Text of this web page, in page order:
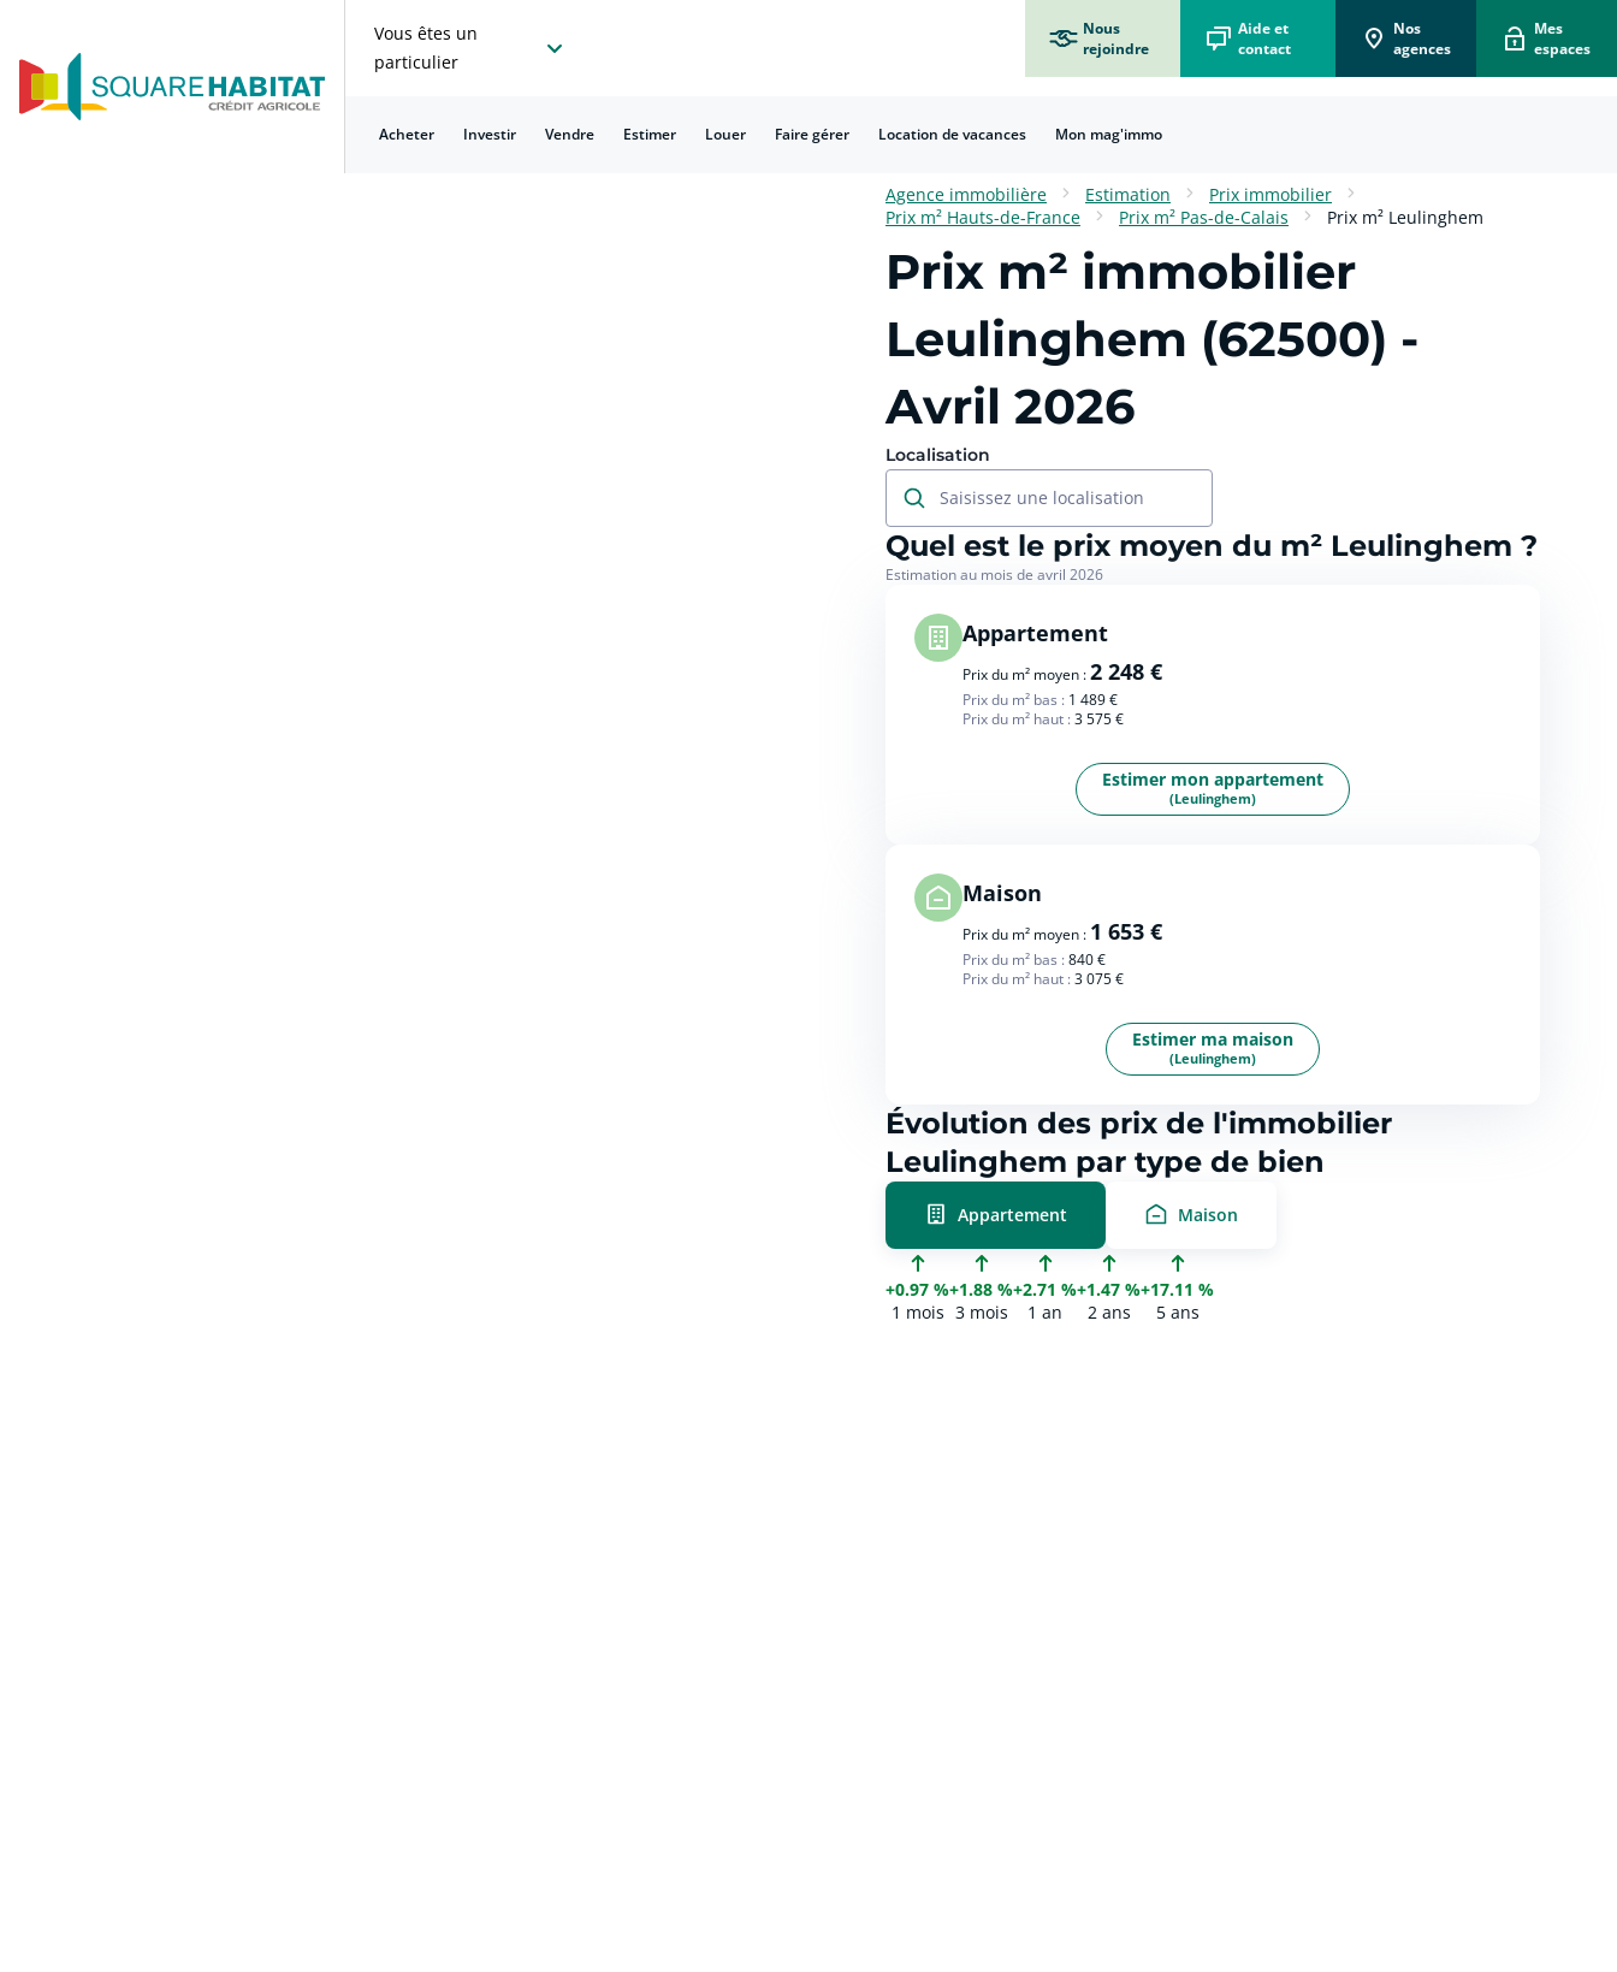
Vous êtes un
particulier
Nous
rejoindre
Aide et
contact
Nos
agences
Mes
espaces
Acheter Investir Vendre Estimer Louer Faire gérer Location de vacances Mon mag'immo
Agence immobilière Estimation
Prix immobilier
Prix m² Hauts-de-France
Prix m² Pas-de-Calais Prix m² Leulinghem
Prix m² immobilier
Leulinghem (62500) -
Avril 2026
Localisation
Saisissez une localisation
Quel est le prix moyen du m² Leulinghem ?
Estimation au mois de avril 2026
Appartement
Prix du m² moyen :2 248 €
Prix du m² bas : 1 489 €
Prix du m² haut :3 575 €
Estimer mon appartement
(Leulinghem)
Maison
Prix du m² moyen : 1 653 €
Prix du m² bas :840 €
Prix du m² haut :3 075 €
Estimer ma maison
(Leulinghem)
Évolution des prix de l'immobilier
Leulinghem par type de bien
Appartement Maison
+0.97 %
1 mois
+1.88 %
3 mois
+2.71 %
1 an
+1.47 %
2 ans
+17.11 %
5 ans